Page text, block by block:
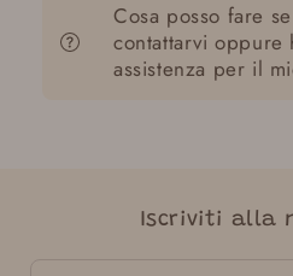
Cosa posso fare
contattarvi oppure
assistenza per il
Iscriviti alla